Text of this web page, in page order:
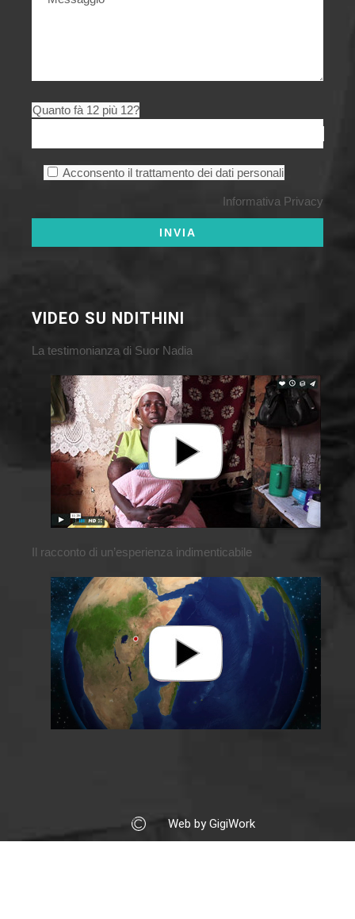
Quanto fà 12 più 12?
Acconsento il trattamento dei dati personali
Informativa Privacy
VIDEO SU NDITHINI
La testimonianza di Suor Nadia
Il racconto di un’esperienza indimenticabile
Web by GigiWork